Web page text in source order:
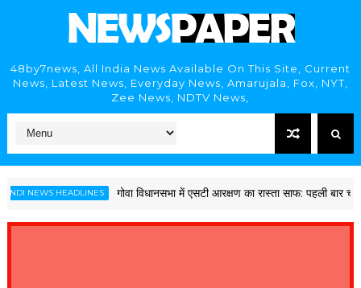
48by7news, All India News Available On This Site, Current
News, Latest News, Everyday News, Amarujala, Fox, NYT,
Zee News, NDTV News,
NEWS HEADLINES गोवा विधानसभा में एसटी आरक्षण का रास्ता साफ: पहली बार चार